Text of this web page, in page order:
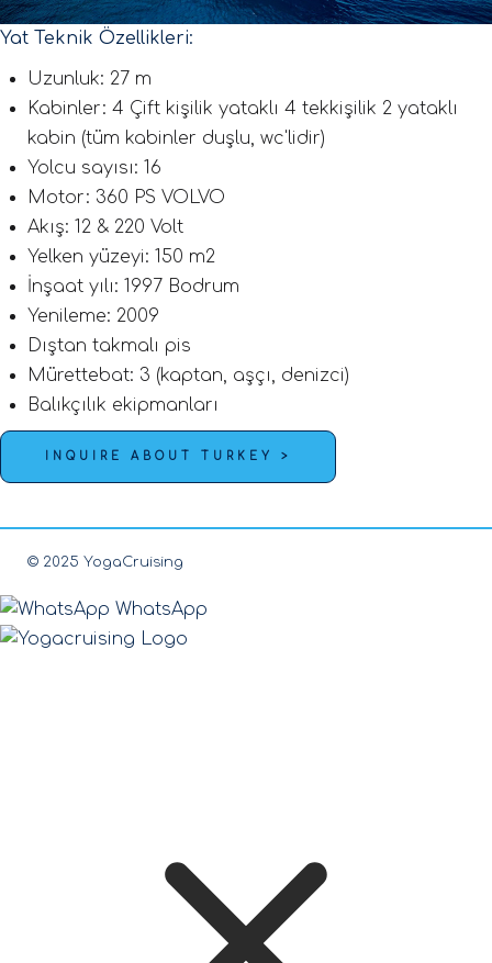
Yat Teknik Özellikleri:
Uzunluk: 27 m
Kabinler: 4 Çift kişilik yataklı 4 tekkişilik 2 yataklı
kabin (tüm kabinler duşlu, wc'lidir)
Yolcu sayısı: 16
Motor: 360 PS VOLVO
Akış: 12 & 220 Volt
Yelken yüzeyi: 150 m2
İnşaat yılı: 1997 Bodrum
Yenileme: 2009
Dıştan takmalı pis
Mürettebat: 3 (kaptan, aşçı, denizci)
Balıkçılık ekipmanları
INQUIRE ABOUT TURKEY >
© 2025 YogaCruising
WhatsApp